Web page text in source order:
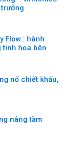
Flow : hành
tinh hoa bên
nổ chiết khấu,
nâng tầm